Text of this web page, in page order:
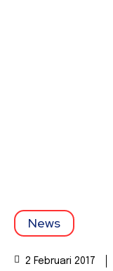
News
2 Februari 2017